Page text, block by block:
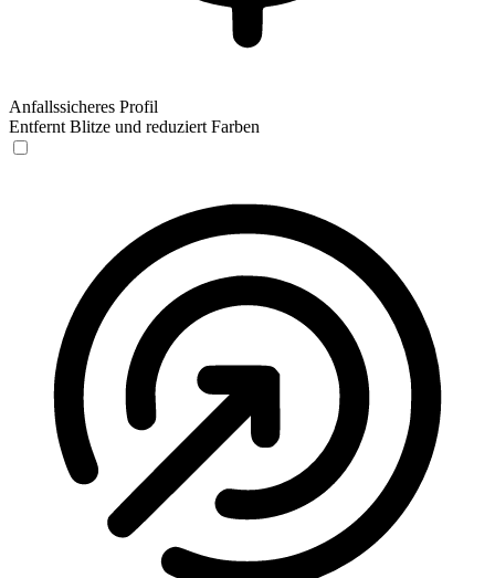
Anfallssicheres Profil
Entfernt Blitze und reduziert Farben